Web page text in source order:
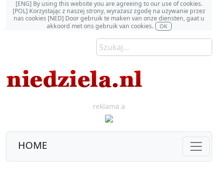
[ENG] By using this website you are agreeing to our use of cookies.
[POL] Korzystając z naszej strony, wyrażasz zgodę na używanie przez
nas cookies [NED] Door gebruik te maken van onze diensten, gaat u
akkoord met ons gebruik van cookies.
OK
reklama a
HOME